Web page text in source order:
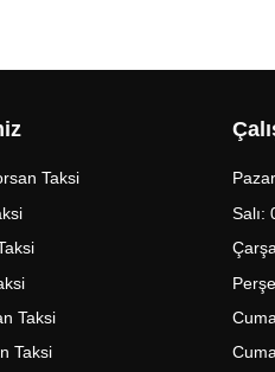
Taksi
Taksi
Taksi
Salı: